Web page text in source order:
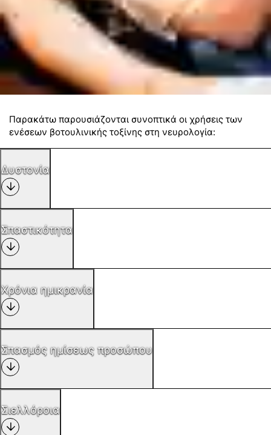
Παρακάτω παρουσιάζονται συνοπτικά οι χρήσεις των
ενέσεων βοτουλινικής τοξίνης στη νευρολογία:
Δυστονία
Σπαστικότητα
Χρόνια ημικρανία
Σπασμός ημίσεως προσώπου
Σιελλόροια